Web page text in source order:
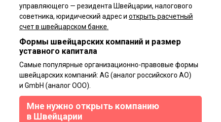
управляющего — резидента Швейцарии, налогового
советника, юридический адрес и открыть расчетный
счет в швейцарском банке.
Формы швейцарских компаний и размер
уставного капитала
Самые популярные организационно-правовые формы
швейцарских компаний: AG (аналог российского АО)
и GmbH (аналог ООО).
Мне нужно открыть компанию
в Швейцарии